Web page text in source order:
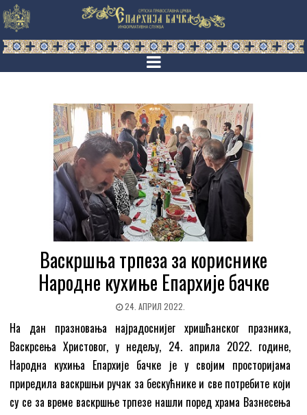
Васкршња трпеза за кориснике
Народне кухиње Епархије бачке
24. АПРИЛ 2022.
На дан празновања најрадоснијег хришћанског празника,
Васкрсења Христовог, у недељу, 24. априла 2022. године,
Народна кухиња Епархије бачке је у својим просторијама
приредила васкршњи ручак за бескућнике и све потребите који
су се за време васкршње трпезе нашли поред храма Вазнесења